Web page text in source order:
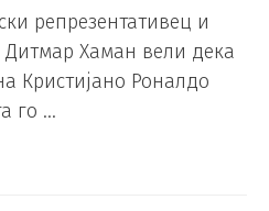
репрезентативец и
Хаман вели дека
Кристијано Роналдо
го …